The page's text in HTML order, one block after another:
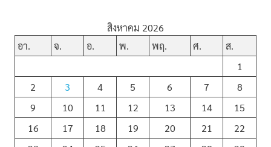
สิงหาคม 2026
อา.
จ. อ. พ. พฤ. ศ.
ส.
1
2
3 4 5 6 7
8
9
10 11 12 13 14
15
16
17 18 19 20 21
22